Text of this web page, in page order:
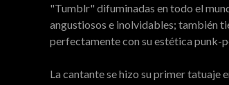
"Tumblr" difuminadas en todo el
angustiosos e inolvidables; también
perfectamente con su estética punk-
La cantante se hizo su primer tatuaje